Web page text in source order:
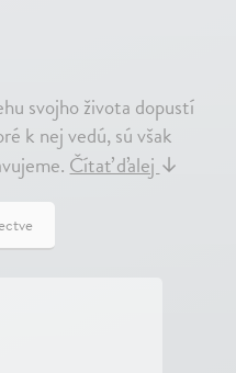
svojho života dopustí
k nej vedú, sú však
Čítať ďalej ↓